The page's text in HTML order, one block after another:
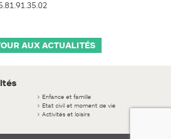
AUX ACTUALITÉS
> Enfance et famille
> Etat civil et moment de vie
>Activités et loisirs